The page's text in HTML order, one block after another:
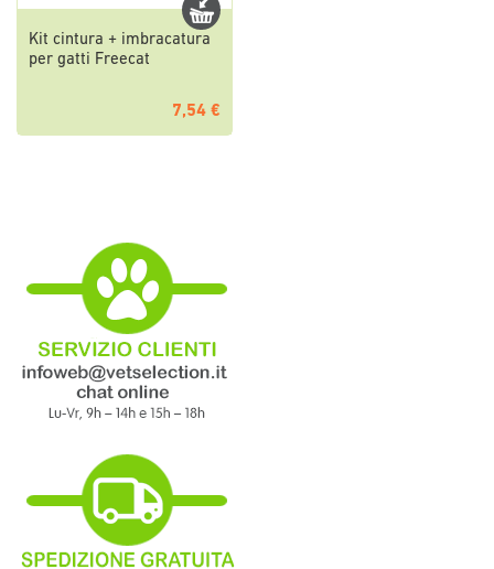
Kit cintura + imbracatura
per gatti Freecat
7,54 €